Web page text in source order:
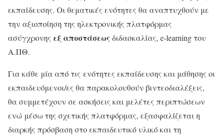
εκπαίδευσης. Οι θεματικές ενότητες θα αναπτυχθούν με
την αξιοποίηση της ηλεκτρονικής πλατφόρμας
ασύγχρονης εξ αποστάσεωςδιδασκαλίας, e-learning του
Α.ΠΘ.
Για κάθε μία από τις ενότητες εκπαίδευσης και μάθησης οι
εκπαιδευόμενοι/ες θα παρακολουθούν βιντεοδιαλέξεις,
θα συμμετέχουν σε ασκήσεις και μελέτες περιπτώσεων
ενώ μέσω της σχετικής πλατφόρμας, εξασφαλίζεται η
διαρκής πρόσβαση στο εκπαιδευτικό υλικό και τη